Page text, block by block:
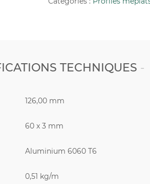
TECHNIQUES
126,00 mm
60 x 3 mm
Aluminium 6060 T6
0,51 kg/m